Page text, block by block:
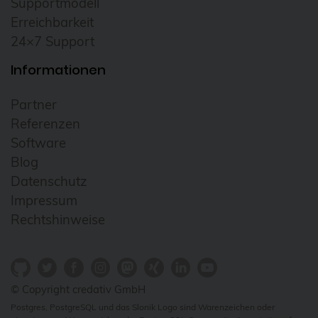
Cloudübergreifendes Management
Cluster
CNCF
Config Management Camp
Configmap
ContainerConf
corosync
CVE
Supportmodell
Erreichbarkeit
24×7 Support
Informationen
Partner
Referenzen
Software
Blog
Datenschutz
Impressum
Rechtshinweise
© Copyright credativ GmbH
Postgres, PostgreSQL und das Slonik Logo sind Warenzeichen oder